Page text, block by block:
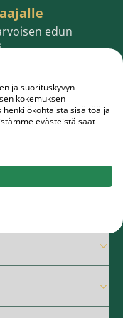
edun
ja suorituskyvyn
kokemuksen
sisältöä ja
evästeistä saat